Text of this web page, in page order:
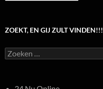
ZOEKT, EN GIJ ZULT VINDEN!!!
Zoeken
naar: